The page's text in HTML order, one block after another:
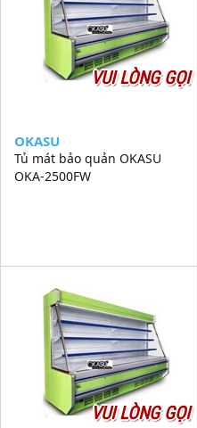
VUI LÒNG GỌI
OKASU
Tủ mát bảo quản OKASU
OKA-2500FW
VUI LÒNG GỌI